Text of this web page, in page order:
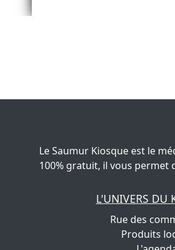
Le Saumur Kiosque est le
100% gratuit, il vous permet
L'UNIVERS DU
Rue des
Produits